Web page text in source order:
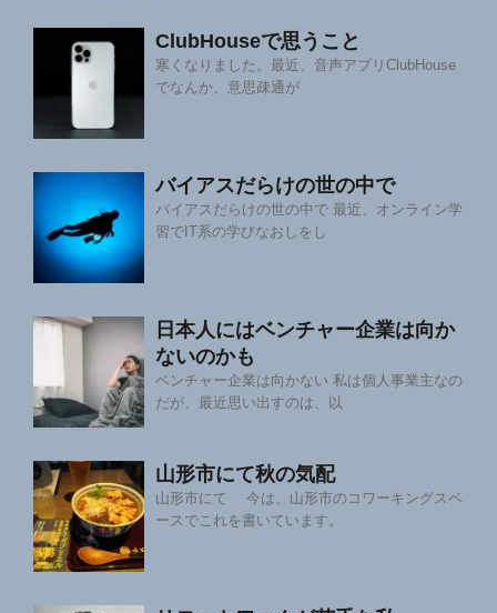
ClubHouseで思うこと
寒くなりました。最近、音声アプリClubHouse
でなんか、意思疎通が
バイアスだらけの世の中で
バイアスだらけの世の中で 最近、オンライン学
習でIT系の学びなおしをし
日本人にはベンチャー企業は向か
ないのかも
ベンチャー企業は向かない 私は個人事業主なの
だが、最近思い出すのは、以
山形市にて秋の気配
山形市にて 今は、山形市のコワーキングスペ
ースでこれを書いています。